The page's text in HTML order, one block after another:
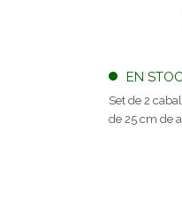
EN
Set de 2
de 25 cm de